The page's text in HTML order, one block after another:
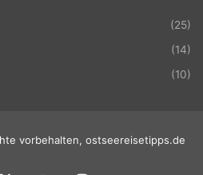
(25)
(14)
(10)
vorbehalten, ostseereisetipps.de